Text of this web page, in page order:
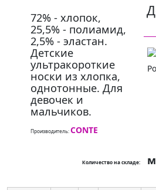
72% - хлопок,
25,5% - полиамид,
2,5% - эластан.
Детские
ультракороткие
носки из хлопка,
однотонные. Для
девочек и
мальчиков.
Производитель:CONTE
Количество на складе: